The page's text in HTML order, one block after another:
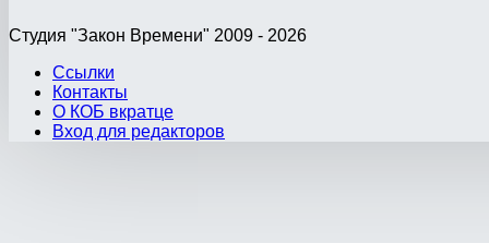
Студия "Закон Времени" 2009 - 2026
Ссылки
Контакты
О КОБ вкратце
Вход для редакторов